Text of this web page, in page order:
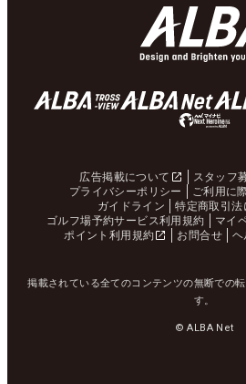
広告掲載について スタッフ
プライバシーポリシー
ご利用に
ガイドライン
特定商取引
ゴルフ場予約サービス利用規約
マイ
ポイント利用規約
お問合せ ヘ
掲載されている全てのコンテンツの無断での
す。
© ALBA Net